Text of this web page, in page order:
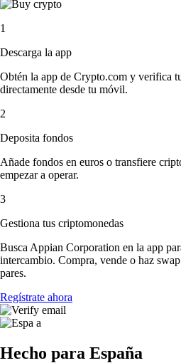
1
Descarga la app
Obtén la app de Crypto.com y verifica
directamente desde tu móvil.
2
Deposita fondos
Añade fondos en euros o transfiere
empezar a operar.
3
Gestiona tus criptomonedas
Busca Appian Corporation en la app
intercambio. Compra, vende o haz
pares.
Regístrate ahora
Hecho para España